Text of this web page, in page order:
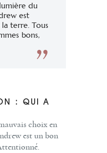
du
est
terre. Tous
bons,
: QUI A
choix en
est un bon